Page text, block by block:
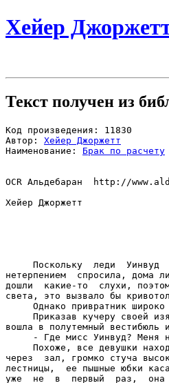
Хейер
Текст получен из
Код произведения: 11830
Автор: Хейер Джоржетт
Наименование: Брак по расчету